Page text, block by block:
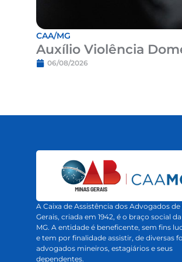
CAA/MG
Auxílio Violência
06/08/2026
A Caixa de Assistência dos Advogados de
Gerais, criada em 1942, é o braço social
MG. A entidade é beneficente, sem fins
e tem por finalidade assistir, de diversas
advogados mineiros, estagiários e seus
dependentes.